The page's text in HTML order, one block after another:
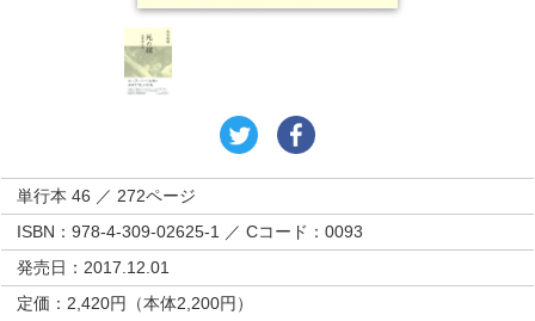
単行本 46 ／ 272ページ
ISBN：978-4-309-02625-1 ／ Cコード：0093
発売日：2017.12.01
定価：2,420円（本体2,200円）